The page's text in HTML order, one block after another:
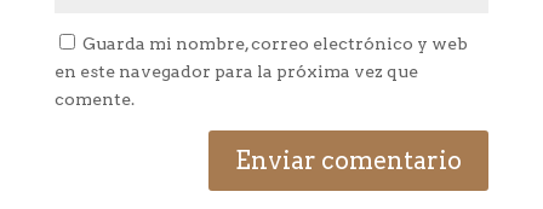
Guarda mi nombre, correo electrónico y web
en este navegador para la próxima vez que
comente.